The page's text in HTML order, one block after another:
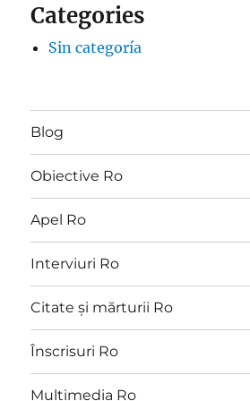
Categories
Sin categoría
Blog
Obiective Ro
Apel Ro
Interviuri Ro
Citate și mărturii Ro
Înscrisuri Ro
Multimedia Ro